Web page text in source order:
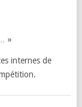
»
internes de